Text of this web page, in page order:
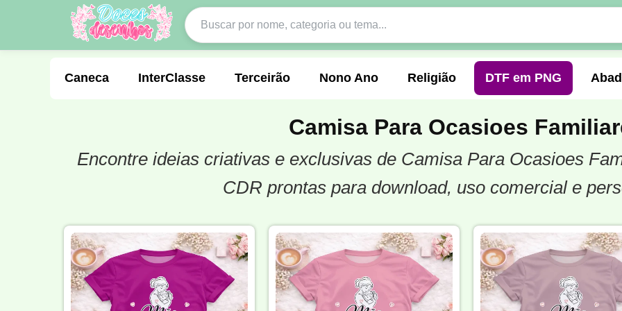
Caneca InterClasse Terceirão Nono Ano Religião DTF em PNG
Molde de Costura Professora Fonte Formandos Profissão Festa Junina
Uniforme Vôlei
Motocross Ciclismo Nail Designer Pedagogia Biologia Geografia
Língua Portuguesa
Camisa Para Ocasioes
Encontre ideias criativas e exclusivas de Camisa Para Ocasioes
CDR prontas para download, uso comercial e